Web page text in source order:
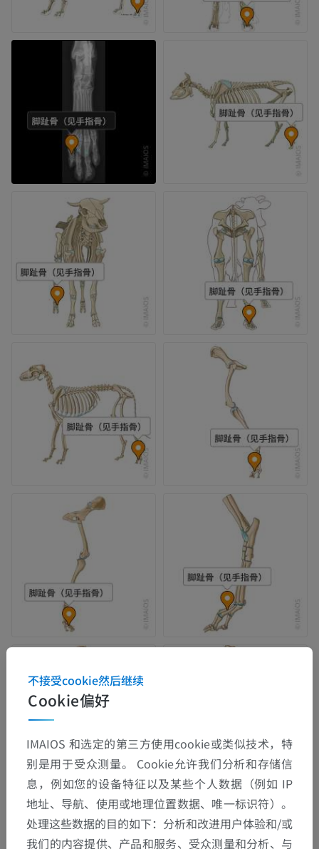
Cookie偏好
不接受cookie然后继续
IMAIOS 和选定的第三方使用cookie或类似技术，特
别是用于受众测量。 Cookie允许我们分析和存储信
息，例如您的设备特征以及某些个人数据（例如 IP
地址、导航、使用或地理位置数据、唯一标识符）。
处理这些数据的目的如下：分析和改进用户体验和/或
我们的内容提供、产品和服务、受众测量和分析、与